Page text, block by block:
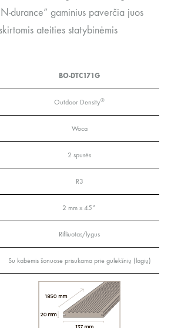
durance” gaminius paverčia juos
ateities statybinėmis
BO-DTC171G
Outdoor Density®
Woca
2 spusės
R3
2 mm x 45°
Rifliuotas/lygus
Su kabėmis šonuose prisukama prie gulekšnių (lagių)